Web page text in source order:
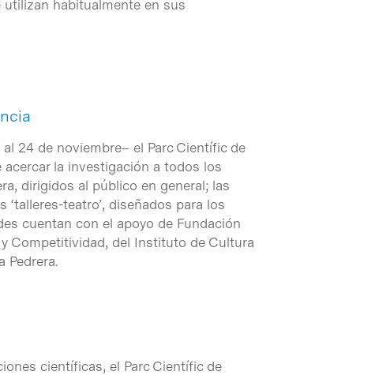
habitualmente en sus
24 de noviembre– el Parc Científic de
la investigación a todos los
dirigidos al público en general; las
teatro’, diseñados para los
cuentan con el apoyo de Fundación
Competitividad, del Instituto de Cultura
Pedrera.
científicas, el Parc Científic de